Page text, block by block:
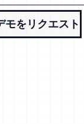
モをリクエスト